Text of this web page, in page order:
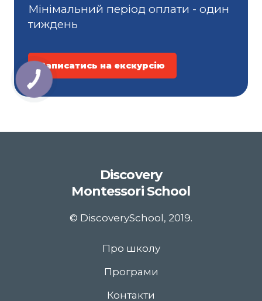
Мінімальний період оплати - один
тиждень
Записатись на екскурсію
Discovery
Montessori School
© DiscoverySchool, 2019.
Про школу
Програми
Контакти